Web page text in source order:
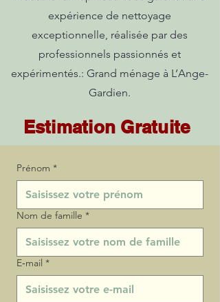
expérience de nettoyage
exceptionnelle, réalisée par des
professionnels passionnés et
expérimentés.: Grand ménage à L’Ange-
Gardien.
Estimation Gratuite
Prénom *
Nom de famille *
E‑mail *